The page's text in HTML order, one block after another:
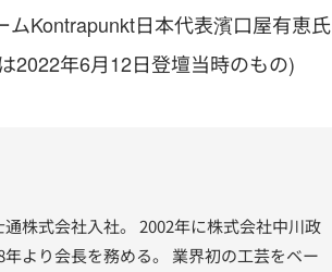
Kontrapunkt日本代表濱口屋有恵氏
2022年6月12日登壇当時のもの)
株式会社入社。 2002年に株式会社中川政
より会長を務める。 業界初の工芸をベー